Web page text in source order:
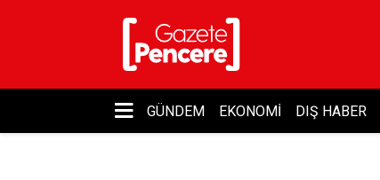
GÜNDEM EKONOMI DIŞ HABER